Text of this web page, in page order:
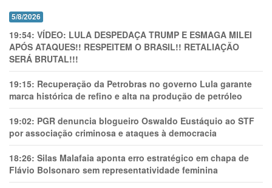
5/8/2026
19:54: VÍDEO: LULA DESPEDAÇA TRUMP E ESMAGA MILEI
APÓS ATAQUES!! RESPEITEM O BRASIL!! RETALIAÇÃO
SERÁ BRUTAL!!!
19:15: Recuperação da Petrobras no governo Lula garante
marca histórica de refino e alta na produção de petróleo
19:02: PGR denuncia blogueiro Oswaldo Eustáquio ao STF
por associação criminosa e ataques à democracia
18:26: Silas Malafaia aponta erro estratégico em chapa de
Flávio Bolsonaro sem representatividade feminina